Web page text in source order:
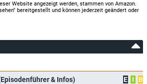
Website angezeigt werden, stammen von Amazon.
bereitgestellt und können jederzeit geändert oder
& Infos) E I
B